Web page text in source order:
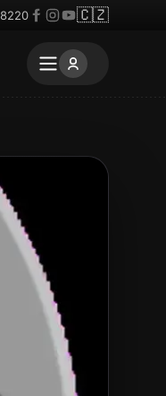
🇨🇿